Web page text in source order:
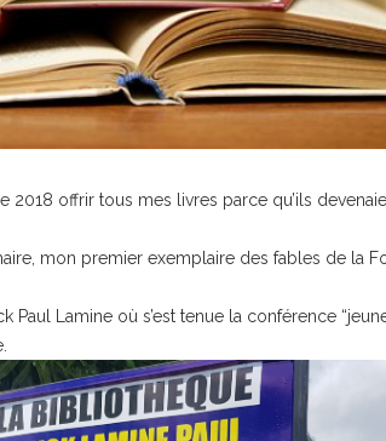
2018 offrir tous mes livres parce qu’ils
mon premier exemplaire des fables de la
Paul Lamine où s’est tenue la conférence